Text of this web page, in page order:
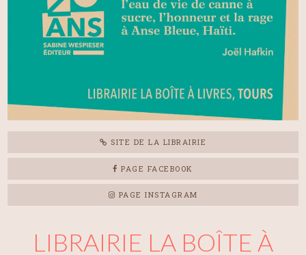
SITE DE LA LIBRAIRIE
PAGE FACEBOOK
PAGE INSTAGRAM
LIBRAIRIE LA BOÎTE À